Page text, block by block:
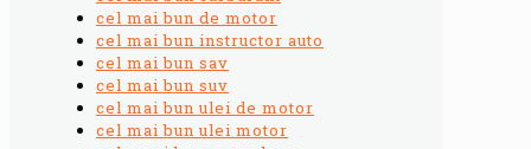
cel mai bun de motor
cel mai bun instructor auto
cel mai bun sav
cel mai bun suv
cel mai bun ulei de motor
cel mai bun ulei motor